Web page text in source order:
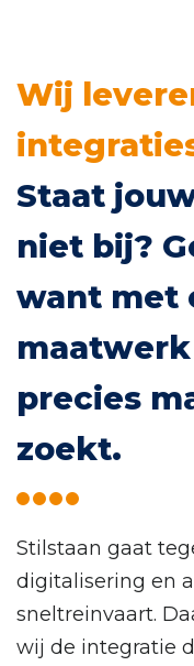
Wij
Staat
niet bij?
want met
precies
zoekt.
Stilstaan gaat
digitalisering en
sneltreinvaart.
wij de integratie